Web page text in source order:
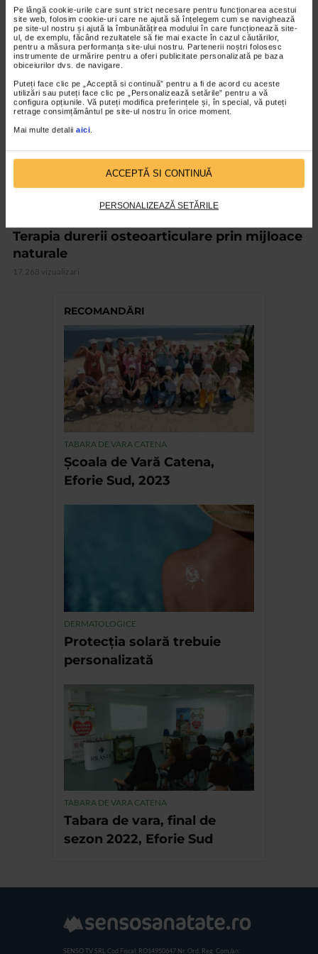
Pe lângă cookie-urile care sunt strict necesare pentru funcționarea acestui
site web, folosim cookie-uri care ne ajută să înțelegem cum se navighează
pe site-ul nostru și ajută la îmbunătățirea modului în care funcționează site-
ul, de exemplu, făcând rezultatele să fie mai exacte în cazul căutărilor,
pentru a măsura performanța site-ului nostru. Partenerii noștri folosesc
instrumente de urmărire pentru a oferi publicitate personalizată pe baza
obiceiurilor dvs. de navigare.
Puteți face clic pe „Acceptă si continuă” pentru a fi de acord cu aceste
utilizări sau puteți face clic pe „Personalizează setările” pentru a vă
configura opțiunile. Vă puteți modifica preferințele și, în special, vă puteți
retrage consimțământul pe site-ul nostru în orice moment.
Mai multe detalii aici.
ACCEPTĂ SI CONTINUĂ
PERSONALIZEAZĂ SETĂRILE
18.969 vizualizari
VIDEO
Terapia durerii osteoarticulare prin mijloace
naturale
17.268 vizualizari
RECOMANDĂRI
TABARA DE VARA CATENA
Școala de Vară Catena,
Eforie Sud, 2023
DERMATOLOGICE
Protecția solară trebuie
personalizată
TABARA DE VARA CATENA
Tabara de vara, final de
sezon 2022, Eforie Sud
SENSO TV SRL Cod Fiscal: RO14950647 Nr. Ord. Reg. Com./an: